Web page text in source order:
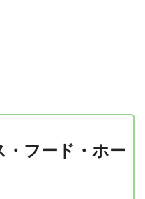
・フード・ホー